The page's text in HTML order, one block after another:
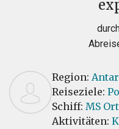
Region:
Reiseziele:
Schiff: MS
Aktivitäten: